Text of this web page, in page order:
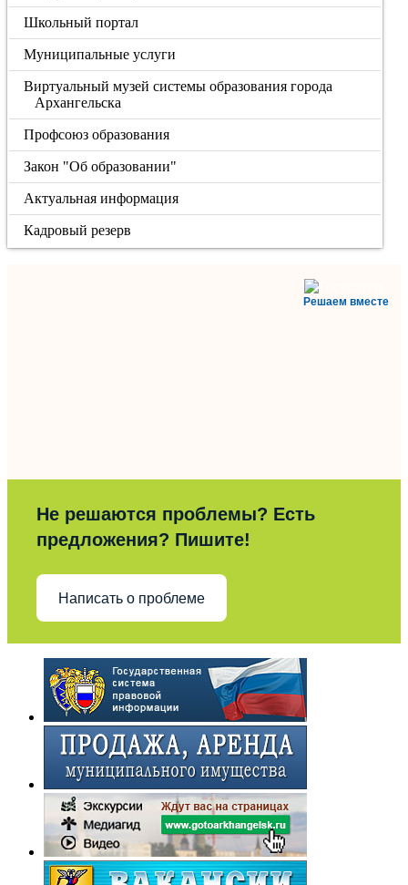
Школьный портал
Муниципальные услуги
Виртуальный музей системы образования города
Архангельска
Профсоюз образования
Закон "Об образовании"
Актуальная информация
Кадровый резерв
Решаем вместе
Не решаются проблемы? Есть
предложения? Пишите!
Написать о проблеме